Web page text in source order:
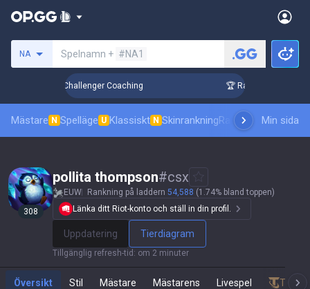
NA Spelnamn + #NA1
in 3 Days! Challenger Coaching 🏆 Rank Up in 3 Days!
Mästare N Spelläge U Klassiskt N SkinrankningRanking Pro
Min sida
308
pollita thompson#csx
EUW Rankning på laddern 54,588 (1.74% bland toppen)
Länka ditt Riot-konto och ställ in din profil.
Uppdatering Tierdiagram
Tillgänglig refresh-tid : om 2 minuter
Översikt Stil Mästare Mästarens Livespel